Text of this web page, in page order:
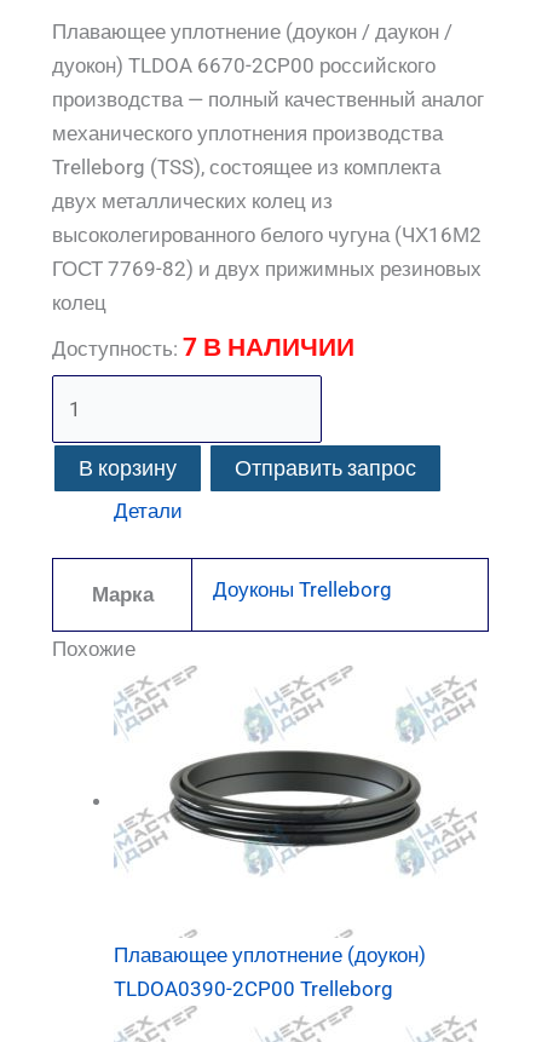
Плавающее уплотнение (доукон / даукон /
дуокон) TLDOA 6670-2CP00 российского
производства — полный качественный аналог
механического уплотнения производства
Trelleborg (TSS), состоящее из комплекта
двух металлических колец из
высоколегированного белого чугуна (ЧХ16М2
ГОСТ 7769-82) и двух прижимных резиновых
колец
Доступность: 7 В НАЛИЧИИ
В корзину Отправить запрос
Детали
Марка Доуконы Trelleborg
Похожие
Плавающее уплотнение (доукон)
TLDOA0390-2CP00 Trelleborg